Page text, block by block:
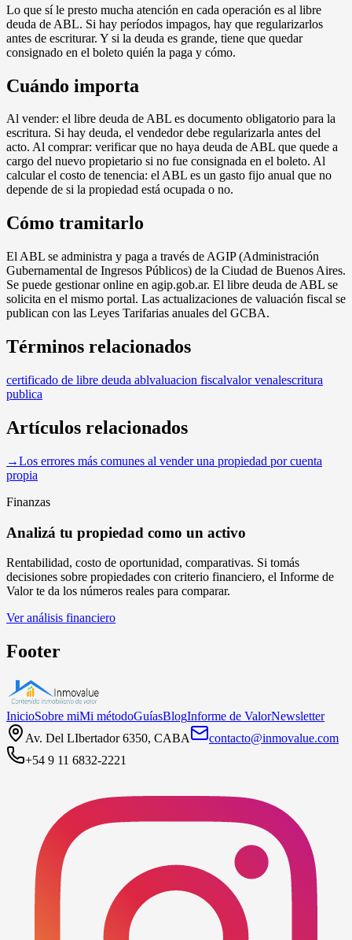
Lo que sí le presto mucha atención en cada operación es al libre
deuda de ABL. Si hay períodos impagos, hay que regularizarlos
antes de escriturar. Y si la deuda es grande, tiene que quedar
consignado en el boleto quién la paga y cómo.
Cuándo importa
Al vender: el libre deuda de ABL es documento obligatorio para la
escritura. Si hay deuda, el vendedor debe regularizarla antes del
acto. Al comprar: verificar que no haya deuda de ABL que quede a
cargo del nuevo propietario si no fue consignada en el boleto. Al
calcular el costo de tenencia: el ABL es un gasto fijo anual que no
depende de si la propiedad está ocupada o no.
Cómo tramitarlo
El ABL se administra y paga a través de AGIP (Administración
Gubernamental de Ingresos Públicos) de la Ciudad de Buenos Aires.
Se puede gestionar online en agip.gob.ar. El libre deuda de ABL se
solicita en el mismo portal. Las actualizaciones de valuación fiscal se
publican con las Leyes Tarifarias anuales del GCBA.
Términos relacionados
certificado de libre deuda ablvaluacion fiscalvalor venalescritura
publica
Artículos relacionados
→Los errores más comunes al vender una propiedad por cuenta
propia
Finanzas
Analizá tu propiedad como un activo
Rentabilidad, costo de oportunidad, comparativas. Si tomás
decisiones sobre propiedades con criterio financiero, el Informe de
Valor te da los números reales para comparar.
Ver análisis financiero
Footer
InicioSobre miMi métodoGuíasBlogInforme de ValorNewsletter
Av. Del LIbertador 6350, CABA
contacto@inmovalue.com
+54 9 11 6832-2221